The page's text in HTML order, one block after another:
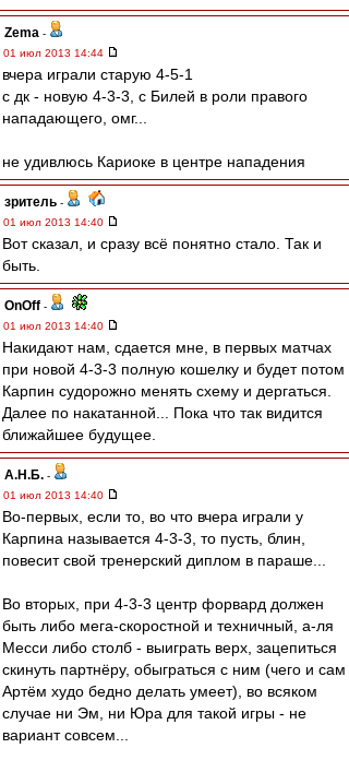
Zema -
01 июл 2013 14:44
вчера играли старую 4-5-1
с дк - новую 4-3-3, с Билей в роли правого
нападающего, омг...
не удивлюсь Кариоке в центре нападения
зpитель -
01 июл 2013 14:40
Вот сказал, и сразу всё понятно стало. Так и
быть.
OnOff -
01 июл 2013 14:40
Накидают нам, сдается мне, в первых матчах
при новой 4-3-3 полную кошелку и будет потом
Карпин судорожно менять схему и дергаться.
Далее по накатанной... Пока что так видится
ближайшее будущее.
А.Н.Б. -
01 июл 2013 14:40
Во-первых, если то, во что вчера играли у
Карпина называется 4-3-3, то пусть, блин,
повесит свой тренерский диплом в параше...
Во вторых, при 4-3-3 центр форвард должен
быть либо мега-скоростной и техничный, а-ля
Месси либо столб - выиграть верх, зацепиться
скинуть партнёру, обыграться с ним (чего и сам
Артём худо бедно делать умеет), во всяком
случае ни Эм, ни Юра для такой игры - не
вариант совсем...